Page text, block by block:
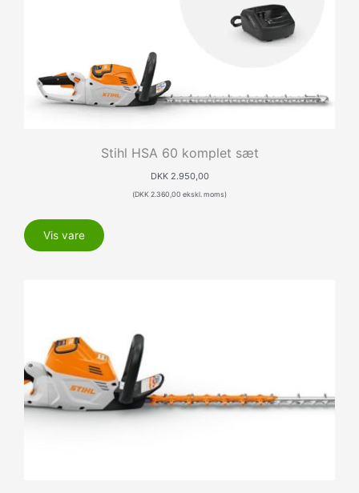
Stihl HSA 60 komplet sæt
DKK2.950,00
(DKK 2.360,00 ekskl. moms)
Vis vare